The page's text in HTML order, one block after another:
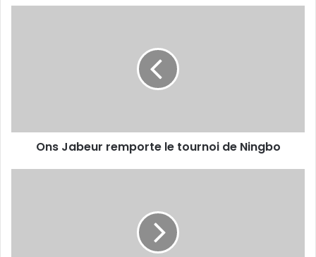
Ons Jabeur remporte le tournoi de Ningbo